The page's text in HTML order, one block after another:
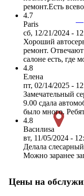
ремонт.Есть
4.7
Paris
сб, 12/21/2024 -
Хороший
ремонт.
салоне есть, где
4.8
Елена
пт, 02/14/2025 -
Замечательный
9.00 сдала
было много.
4.8
Василиsa
вт, 11/05/2024 -
Делала
Можно заранее
Цены на